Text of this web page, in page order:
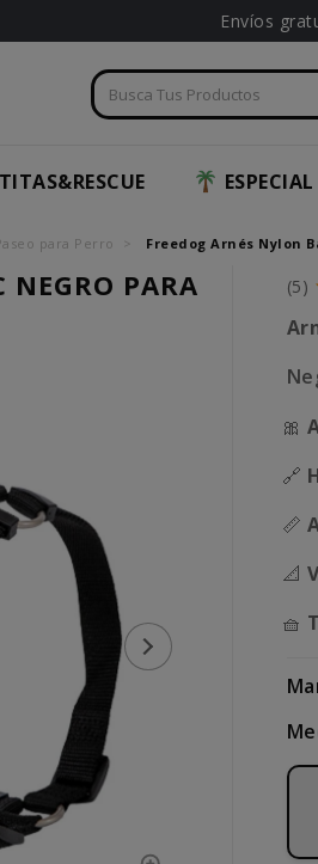
Envíos
para Perro Freedog Arnés Nylon
NEGRO PARA
(5)
🎀
🔗
📏
📐
🧺